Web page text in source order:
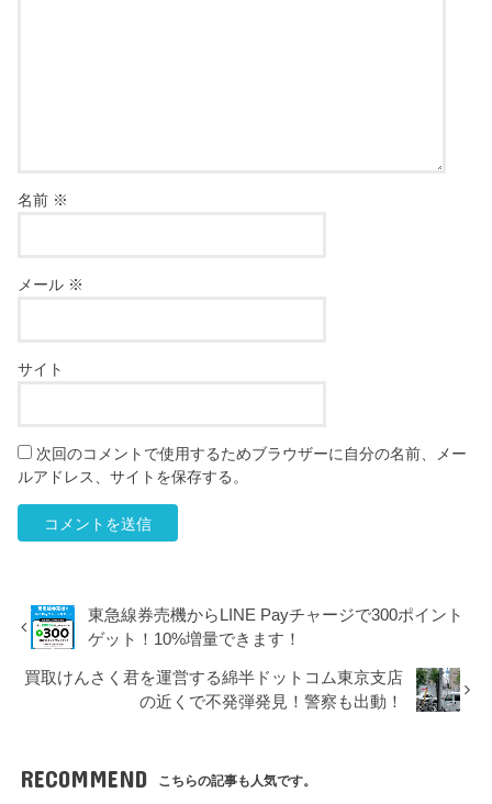
名前 ※
メール ※
サイト
次回のコメントで使用するためブラウザーに自分の名前、メー
ルアドレス、サイトを保存する。
東急線券売機からLINE Payチャージで300ポイント
ゲット！10%増量できます！
買取けんさく君を運営する綿半ドットコム東京支店
の近くで不発弾発見！警察も出動！
RECOMMEND こちらの記事も人気です。